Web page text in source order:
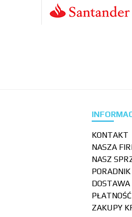
KONTAKT
NASZA
NASZ
DOSTAWA
PŁATNOŚĆ
ZAKUPY